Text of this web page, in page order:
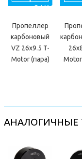
ЗАКАЗ
Пропеллер
карбоновый
VZ 26x9.5 T-
Motor (пара)
Motor
АНАЛОГИЧНЫЕ